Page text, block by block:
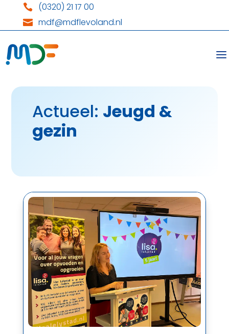
 (0320) 21 17 00
 mdf@mdflevoland.nl
Actueel: Jeugd &
gezin